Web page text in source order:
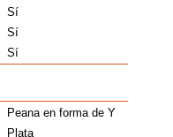
Sí
Sí
Sí
Peana en forma de Y
Plata